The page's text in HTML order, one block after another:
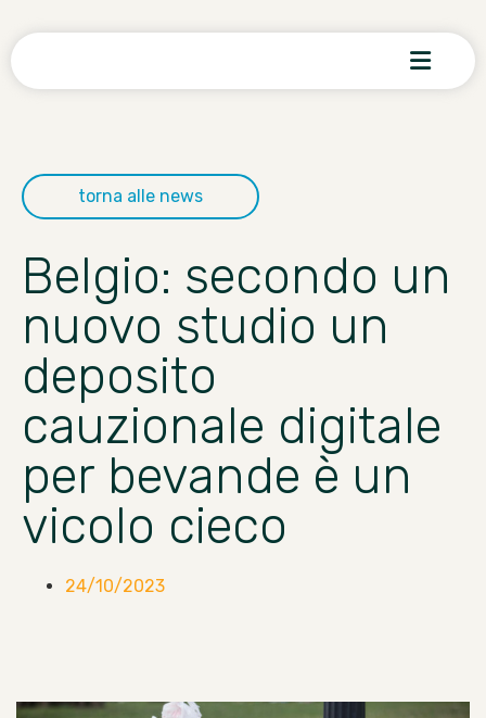
torna alle news
Belgio: secondo un
nuovo studio un
deposito
cauzionale digitale
per bevande è un
vicolo cieco
24/10/2023